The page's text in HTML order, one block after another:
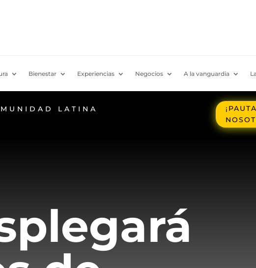
Bienestar Experiencias Negocios A la vanguardia
LATINA